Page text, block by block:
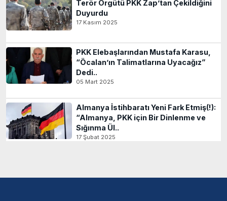
Terör Örgütü PKK Zap’tan Çekildiğini
Duyurdu
17 Kasım 2025
PKK Elebaşlarından Mustafa Karasu,
“Öcalan’ın Talimatlarına Uyacağız”
Dedi..
05 Mart 2025
Almanya İstihbaratı Yeni Fark Etmiş(!):
“Almanya, PKK için Bir Dinlenme ve
Sığınma Ül..
17 Şubat 2025